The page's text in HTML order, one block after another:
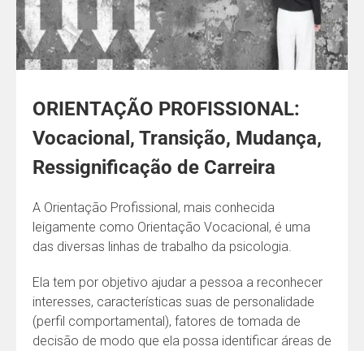
ORIENTAÇÃO PROFISSIONAL:
Vocacional, Transição, Mudança,
Ressignificação de Carreira
A Orientação Profissional, mais conhecida
leigamente como Orientação Vocacional, é uma
das diversas linhas de trabalho da psicologia.
Ela tem por objetivo ajudar a pessoa a reconhecer
interesses, características suas de personalidade
(perfil comportamental), fatores de tomada de
decisão de modo que ela possa identificar áreas de